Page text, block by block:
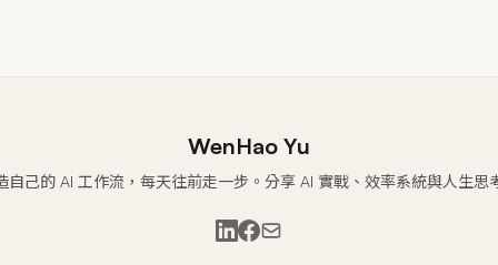
WenHao Yu
自己的 AI 工作流，每天往前走一步。分享 AI 實戰、效率系統與人生思
LinkedIn
Facebook
Email